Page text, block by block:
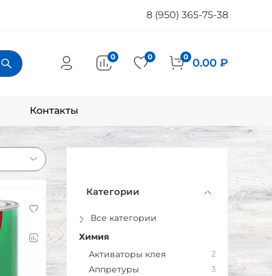
8 (950) 365-75-38
Контакты
0 0 0 0.00 ₽
Категории
Все категории
Химия
Активаторы клея
2
Аппретуры 3